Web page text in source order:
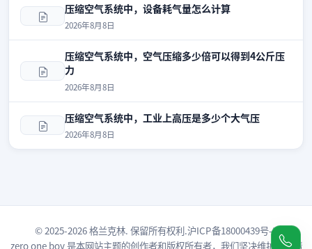
压缩空气系统中，设备耗气量怎么计算
2026年8月8日
压缩空气系统中，空气压缩多少倍可以得到4公斤压
力
2026年8月8日
压缩空气系统中，工业上高压是多少个大气压
2026年8月8日
© 2025-2026 格兰克林. 保留所有权利.沪ICP备18000439号-3
zero one boy是本网站主题的创作者和版权所有者，我们坚决维护原创精